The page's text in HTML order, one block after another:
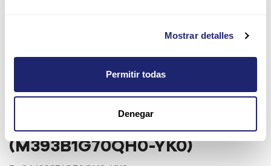
Mostrar detalles
Permitir todas
Denegar
Samsung 8GB DDR3-1600
RDIMM ECC LV Enterprise
(M393B1G70QH0-YK0)